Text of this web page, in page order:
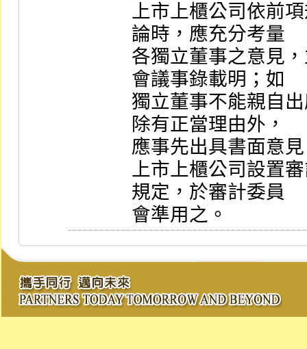
上市上櫃公司依前
論時，應充分考量
各獨立董事之意見
會議事錄載明；如
獨立董事不能親自
除有正當理由外，
應事先出具書面意
上市上櫃公司設置
規定，於審計委員
會準用之。